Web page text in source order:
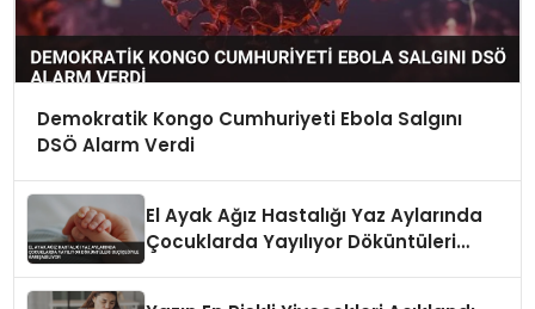
Demokratik Kongo Cumhuriyeti Ebola Salgını
DSÖ Alarm Verdi
El Ayak Ağız Hastalığı Yaz Aylarında
Çocuklarda Yayılıyor Döküntüleri